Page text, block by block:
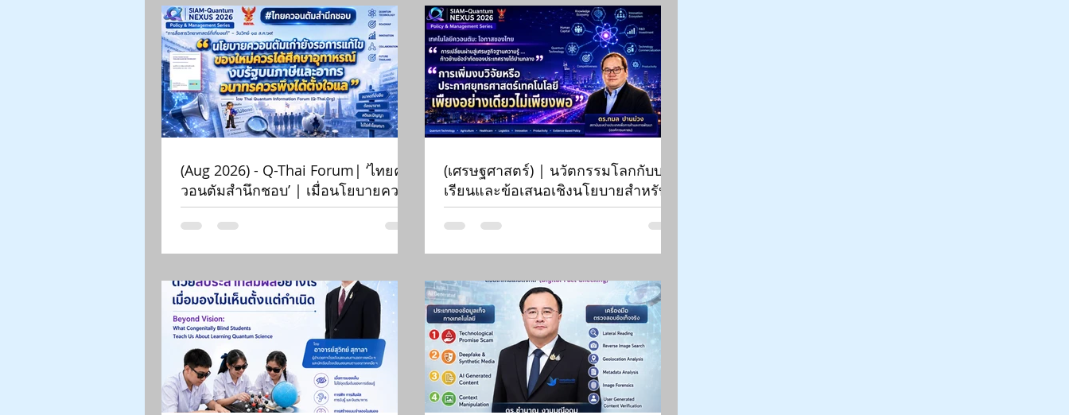
(Aug 2026) - Q-Thai Forum| ‘ไทยค
วอนตัมสำนึกชอบ’ | เมื่อนโยบายควอน
ตัมเกินจริงระบาดหนัก 2026 |
(เศรษฐศาสตร์) | นวัตกรรมโลกกับบท
เรียนและข้อเสนอเชิงนโยบายสำหรับ
ไทย | Siam-Quantum Nexus 2026|
ดร.กมล ปานม่วง | สถาบันระหว่าง
ประเทศเพื่อการค้าและการ